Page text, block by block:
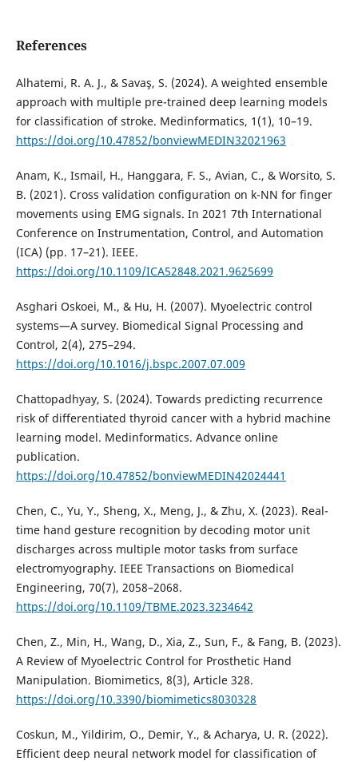
References
Alhatemi, R. A. J., & Savaş, S. (2024). A weighted ensemble
approach with multiple pre-trained deep learning models
for classification of stroke. Medinformatics, 1(1), 10–19.
https://doi.org/10.47852/bonviewMEDIN32021963
Anam, K., Ismail, H., Hanggara, F. S., Avian, C., & Worsito, S.
B. (2021). Cross validation configuration on k-NN for finger
movements using EMG signals. In 2021 7th International
Conference on Instrumentation, Control, and Automation
(ICA) (pp. 17–21). IEEE.
https://doi.org/10.1109/ICA52848.2021.9625699
Asghari Oskoei, M., & Hu, H. (2007). Myoelectric control
systems—A survey. Biomedical Signal Processing and
Control, 2(4), 275–294.
https://doi.org/10.1016/j.bspc.2007.07.009
Chattopadhyay, S. (2024). Towards predicting recurrence
risk of differentiated thyroid cancer with a hybrid machine
learning model. Medinformatics. Advance online
publication.
https://doi.org/10.47852/bonviewMEDIN42024441
Chen, C., Yu, Y., Sheng, X., Meng, J., & Zhu, X. (2023). Real-
time hand gesture recognition by decoding motor unit
discharges across multiple motor tasks from surface
electromyography. IEEE Transactions on Biomedical
Engineering, 70(7), 2058–2068.
https://doi.org/10.1109/TBME.2023.3234642
Chen, Z., Min, H., Wang, D., Xia, Z., Sun, F., & Fang, B. (2023).
A Review of Myoelectric Control for Prosthetic Hand
Manipulation. Biomimetics, 8(3), Article 328.
https://doi.org/10.3390/biomimetics8030328
Coskun, M., Yildirim, O., Demir, Y., & Acharya, U. R. (2022).
Efficient deep neural network model for classification of